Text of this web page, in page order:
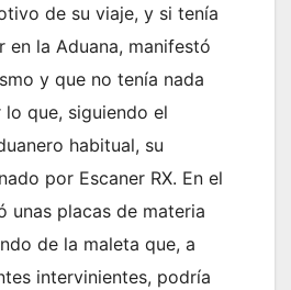
de su viaje, y si tenía
en la Aduana, manifestó
y que no tenía nada
que, siguiendo el
habitual, su
por Escaner RX. En el
unas placas de materia
de la maleta que, a
intervinientes, podría